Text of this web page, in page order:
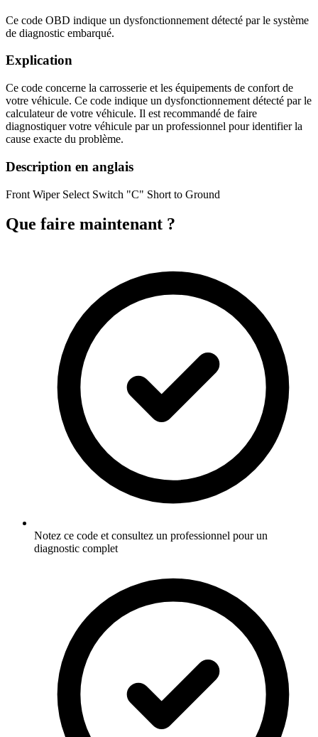
Ce code OBD indique un dysfonctionnement détecté par le système
de diagnostic embarqué.
Explication
Ce code concerne la carrosserie et les équipements de confort de
votre véhicule. Ce code indique un dysfonctionnement détecté par le
calculateur de votre véhicule. Il est recommandé de faire
diagnostiquer votre véhicule par un professionnel pour identifier la
cause exacte du problème.
Description en anglais
Front Wiper Select Switch "C" Short to Ground
Que faire maintenant ?
Notez ce code et consultez un professionnel pour un
diagnostic complet